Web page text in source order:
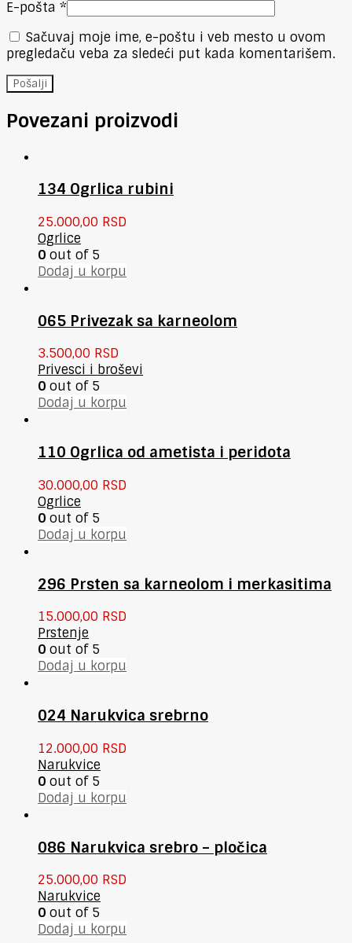
E-pošta *
Sačuvaj moje ime, e-poštu i veb mesto u ovom
pregledaču veba za sledeći put kada komentarišem.
Povezani proizvodi
134 Ogrlica rubini
25.000,00 RSD
Ogrlice
0 out of 5
Dodaj u korpu
065 Privezak sa karneolom
3.500,00 RSD
Privesci i broševi
0 out of 5
Dodaj u korpu
110 Ogrlica od ametista i peridota
30.000,00 RSD
Ogrlice
0 out of 5
Dodaj u korpu
296 Prsten sa karneolom i merkasitima
15.000,00 RSD
Prstenje
0 out of 5
Dodaj u korpu
024 Narukvica srebrno
12.000,00 RSD
Narukvice
0 out of 5
Dodaj u korpu
086 Narukvica srebro – pločica
25.000,00 RSD
Narukvice
0 out of 5
Dodaj u korpu